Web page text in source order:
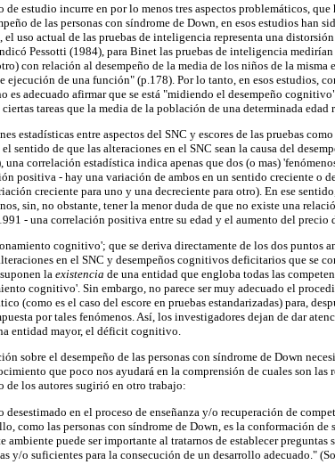
estudio incurre en por lo menos tres aspectos problemáticos, que
de las personas con síndrome de Down, en esos estudios han
uso actual de las pruebas de inteligencia representa una
Pessotti (1984), para Binet las pruebas de inteligencia
con relación al desempeño de la media de los niños de la misma
ejecución de una función" (p.178). Por lo tanto, en esos estudios,
es adecuado afirmar que se está "midiendo el desempeño
tareas que la media de la población de una determinada edad
estadísticas entre aspectos del SNC y escores de las pruebas
sentido de que las alteraciones en el SNC sean la causa del
correlación estadística indica apenas que dos (o mas)
positiva - hay una variación de ambos en un sentido creciente o
creciente para uno y una decreciente para otro). En ese
sin, no obstante, tener la menor duda de que no existe una
- una correlación positiva entre su edad y el aumento del precio
cognitivo'; que se deriva directamente de los dos puntos
en el SNC y desempeños cognitivos deficitarios que se
laexistencia de una entidad que engloba todas las
cognitivo'. Sin embargo, no parece ser muy adecuado el
(como es el caso del escore en pruebas estandarizadas) para,
por tales fenómenos. Así, los investigadores dejan de dar
entidad mayor, el déficit cognitivo.
sobre el desempeño de las personas con síndrome de Down
que poco nos ayudará en la comprensión de cuales son las
de los autores sugirió en otro trabajo:
desestimado en el proceso de enseñanza y/o recuperación de
como las personas con síndrome de Down, es la conformación de
puede ser importante al tratarnos de establecer preguntas
y/o suficientes para la consecución de un desarrollo adecuado."